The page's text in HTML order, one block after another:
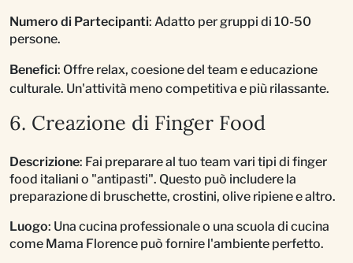
Numero di Partecipanti: Adatto per gruppi di 10-50
persone.
Benefici: Offre relax, coesione del team e educazione
culturale. Un'attività meno competitiva e più rilassante.
6. Creazione di Finger Food
Descrizione: Fai preparare al tuo team vari tipi di finger
food italiani o "antipasti". Questo può includere la
preparazione di bruschette, crostini, olive ripiene e altro.
Luogo: Una cucina professionale o una scuola di cucina
come Mama Florence può fornire l'ambiente perfetto.